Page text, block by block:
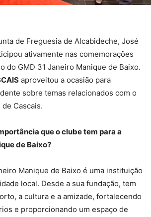
de Freguesia de Alcabideche, José
ativamente nas comemorações
do GMD 31 Janeiro Manique de Baixo.
aproveitou a ocasião para
sobre temas relacionados com o
Cascais.
que o clube tem para a
de Baixo?
Manique de Baixo é uma instituição
local. Desde a sua fundação, tem
a cultura e a amizade, fortalecendo
e proporcionando um espaço de